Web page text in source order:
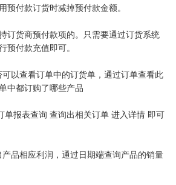
预付款订货时减掉预付款金额。
订货商预付款项的。只需要通过订货系统
预付款充值即可。
以查看订单中的订货单，通过订单查看此
中都订购了哪些产品
报表查询 查询出相关订单 进入详情 即可
品相应利润，通过日期端查询产品的销量